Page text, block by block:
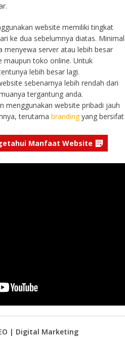
website memiliki tingkat
ke dua sebelumnya diatas. Minimal
menyewa server atau lebih besar
maupun toko online. Untuk
lebih besar lagi.
sebenarnya lebih rendah dari
tergantung anda.
menggunakan website pribadi jauh
terutama brandingyang bersifat
Manfaat Website
| Digital Marketing